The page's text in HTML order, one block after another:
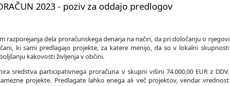
2023 - poziv za oddajo predlogov
razporejanja dela proračunskega denarja na način, da pri določanju o njegovi
ki sami predlagajo projekte, za katere menijo, da so v lokalni skupnosti
kakovosti življenja v občini.
sredstva participativnega proračuna v skupni višini 74.000,00 EUR z DDV.
projekte. Predlagate lahko enega ali več projektov, vendar vrednost